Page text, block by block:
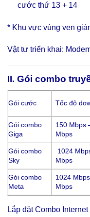
cước thứ 13 + 14
* Khu vực vùng ven
Vật tư triển khai:
II. Gói combo
Gói cước Tốc độ
Gói combo
Giga
150 Mbps
Mbps
Gói combo
Sky
1024
Mbps
Gói combo
Meta
1024
Mbps
Lắp đặt Combo